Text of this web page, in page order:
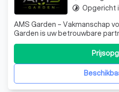
AMS Garden – Vakmanschap voor
Garden is uw betrouwbare
van tuinpoorten, het
het uitvoeren van diverse
detail, kwaliteit en
tuin en woning er opnieuw
timelapse Opgericht